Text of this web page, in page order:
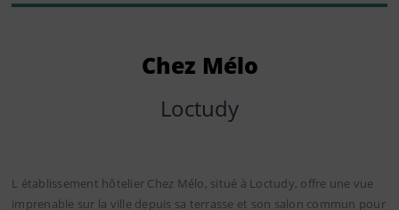
Chez Mélo
Loctudy
L établissement hôtelier Chez Mélo, situé à Loctudy, offre une vue
imprenable sur la ville depuis sa terrasse et son salon commun pour